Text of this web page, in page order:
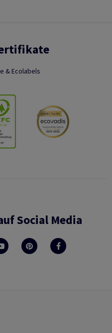
& Ecolabels
Social Media